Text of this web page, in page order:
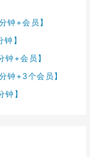
钟+会员】
】
+会员】
钟+3个会员】
】